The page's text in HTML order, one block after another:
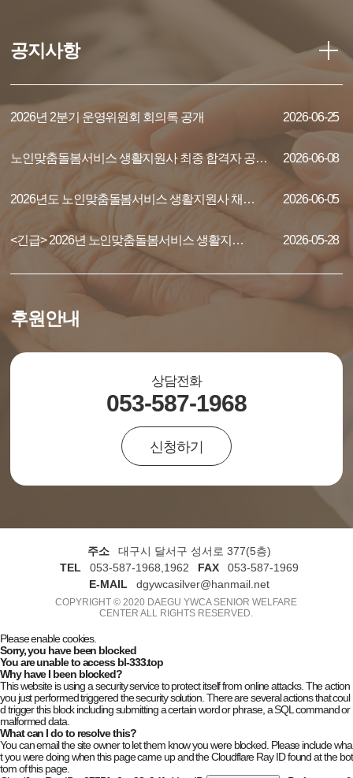
공지사항
2026년 2분기 운영위원회 회의록 공개 2026-06-25
노인맞춤돌봄서비스 생활지원사 최종 합격자 공… 2026-06-08
2026년도 노인맞춤돌봄서비스 생활지원사 채… 2026-06-05
<긴급> 2026년 노인맞춤돌봄서비스 생활지… 2026-05-28
후원안내
상담전화
053-587-1968
신청하기
주소
대구시 달서구 성서로 377(5층)
TEL
053-587-1968,1962 FAX
053-587-1969
E-MAIL
dgywcasilver@hanmail.net
COPYRIGHT © 2020 DAEGU YWCA SENIOR WELFARE
CENTER ALL RIGHTS RESERVED.
Please enable cookies.
Sorry, you have been blocked
You are unable to accessbl-333.top
Why have I been blocked?
This website is using a security service to protect itself from online attacks. The action
you just performed triggered the security solution. There are several actions that coul
d trigger this block including submitting a certain word or phrase, a SQL command or
malformed data.
What can I do to resolve this?
You can email the site owner to let them know you were blocked. Please include wha
t you were doing when this page came up and the Cloudflare Ray ID found at the bot
tom of this page.